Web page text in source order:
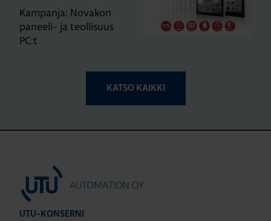
Kampanja: Novakon
paneeli- ja teollisuus
PC:t
KATSO KAIKKI
UTU-KONSERNI